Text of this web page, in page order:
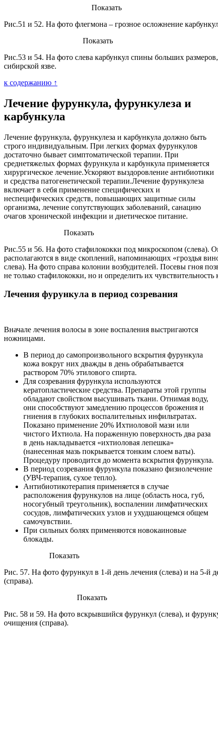
Показать
Рис.51 и 52. На фото флегмона – грозное осложнение
Показать
Рис.53 и 54. На фото слева карбункул спины больших
сибирской язве.
к содержанию ↑
Лечение фурункула, фурункулеза и
карбункула
Лечение фурункула, фурункулеза и карбункула должно быть
строго индивидуальным. При легких формах фурункулов
достаточно бывает симптоматической терапии. При
среднетяжелых формах фурункула и карбункула применяется
хирургическое лечение.Ускоряют выздоровление антибиотики
и средства патогенетической терапии.Лечение фурункулеза
включает в себя применение специфических и
неспецифических средств, повышающих защитные силы
организма, лечение сопутствующих заболеваний, санацию
очагов хронической инфекции и диетическое питание.
Показать
Рис.55 и 56. На фото стафилококки под микроскопом (слева).
располагаются в виде скоплений, напоминающих «гроздья
слева). На фото справа колонии возбудителей. Посевы гноя
не только стафилококки, но и определить их
Лечения фурункула в период созревания
Вначале лечения волосы в зоне воспаления выстригаются
ножницами.
В период до самопроизвольного вскрытия фурункула
кожа вокруг них дважды в день обрабатывается
раствором 70% этилового спирта.
Для созревания фурункула используются
кератопластические средства. Препараты этой группы
обладают свойством высушивать ткани. Отнимая воду,
они способствуют замедлению процессов брожения и
гниения в глубоких воспалительных инфильтратах.
Показано применение 20% Ихтиоловой мази или
чистого Ихтиола. На пораженную поверхность два раза
в день накладывается «ихтиоловая лепешка»
(нанесенная мазь покрывается тонким слоем ваты).
Процедуру проводится до момента вскрытия фурункула.
В период созревания фурункула показано физиолечение
(УВЧ-терапия, сухое тепло).
Антибиотикотерапия применяется в случае
расположения фурункулов на лице (область носа, губ,
носогубный треугольник), воспалении лимфатических
сосудов, лимфатических узлов и ухудшающемся общем
самочувствии.
При сильных болях применяются новокаиновые
блокады.
Показать
Рис. 57. На фото фурункул в 1-й день лечения (слева) и на 5-й
(справа).
Показать
Рис. 58 и 59. На фото вскрывшийся фурункул (слева), и
очищения (справа).